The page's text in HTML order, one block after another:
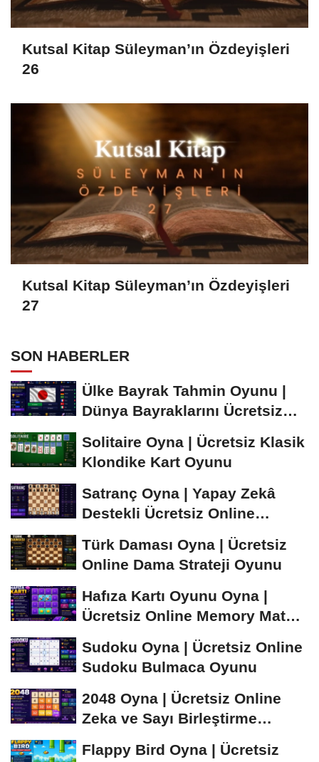
Kutsal Kitap Süleyman’ın Özdeyişleri
26
Kutsal Kitap Süleyman’ın Özdeyişleri
27
SON HABERLER
Ülke Bayrak Tahmin Oyunu |
Dünya Bayraklarını Ücretsiz
Solitaire Oyna | Ücretsiz Klasik
Klondike Kart Oyunu
Satranç Oyna | Yapay Zekâ
Destekli Ücretsiz Online
Türk Daması Oyna | Ücretsiz
Online Dama Strateji Oyunu
Hafıza Kartı Oyunu Oyna |
Ücretsiz Online Memory Match
Sudoku Oyna | Ücretsiz Online
Sudoku Bulmaca Oyunu
2048 Oyna | Ücretsiz Online
Zeka ve Sayı Birleştirme
Flappy Bird Oyna | Ücretsiz